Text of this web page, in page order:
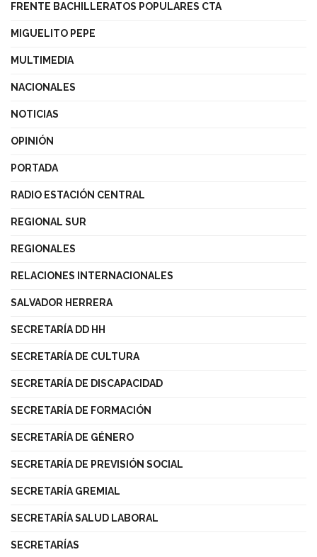
FRENTE BACHILLERATOS POPULARES CTA
MIGUELITO PEPE
MULTIMEDIA
NACIONALES
NOTICIAS
OPINIÓN
PORTADA
RADIO ESTACIÓN CENTRAL
REGIONAL SUR
REGIONALES
RELACIONES INTERNACIONALES
SALVADOR HERRERA
SECRETARÍA DD HH
SECRETARÍA DE CULTURA
SECRETARÍA DE DISCAPACIDAD
SECRETARÍA DE FORMACIÓN
SECRETARÍA DE GÉNERO
SECRETARÍA DE PREVISIÓN SOCIAL
SECRETARÍA GREMIAL
SECRETARÍA SALUD LABORAL
SECRETARÍAS